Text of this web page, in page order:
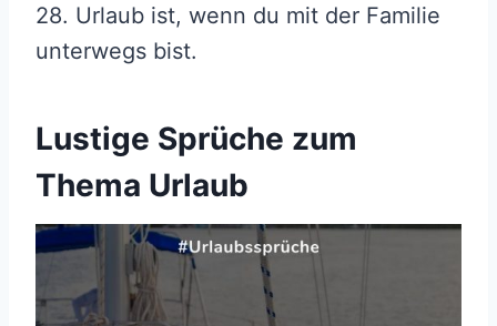
28. Urlaub ist, wenn du mit der Familie
unterwegs bist.
Lustige Sprüche zum
Thema Urlaub